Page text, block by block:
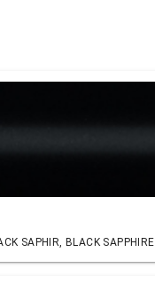
SAPHIR, BLACK SAPPHIRE